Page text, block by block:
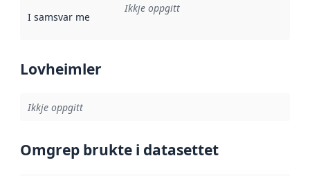
I samsvar med Referanse til ei implementeringsregel eller
Ikkje oppgitt
Lovheimler
Ikkje oppgitt
Omgrep brukte i datasettet